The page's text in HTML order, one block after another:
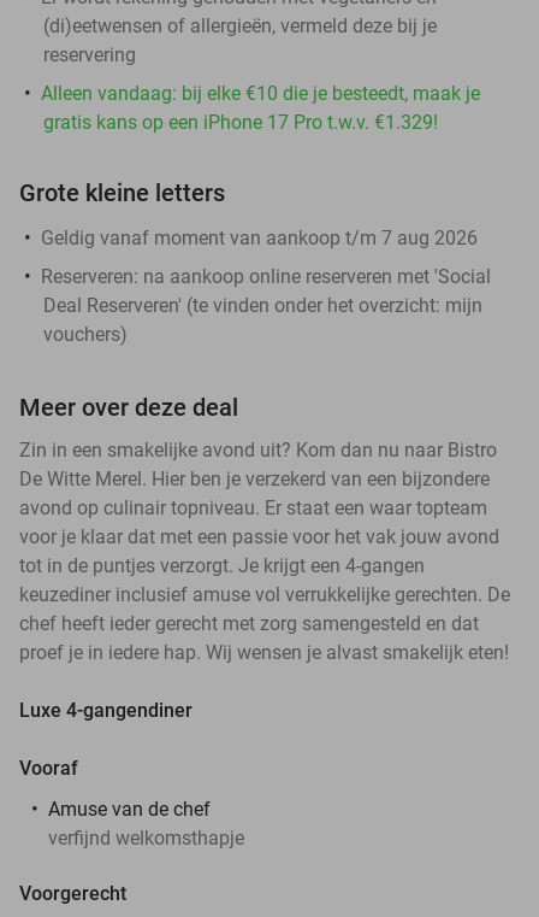
(di)eetwensen of allergieën, vermeld deze bij je
reservering
Alleen vandaag: bij elke €10 die je besteedt, maak je
gratis kans op een iPhone 17 Pro t.w.v. €1.329!
Grote kleine letters
Geldig vanaf moment van aankoop t/m 7 aug 2026
Reserveren: na aankoop online reserveren met 'Social
Deal Reserveren' (te vinden onder het overzicht: mijn
vouchers)
Meer over deze deal
Zin in een smakelijke avond uit? Kom dan nu naar Bistro
De Witte Merel. Hier ben je verzekerd van een bijzondere
avond op culinair topniveau. Er staat een waar topteam
voor je klaar dat met een passie voor het vak jouw avond
tot in de puntjes verzorgt. Je krijgt een 4-gangen
keuzediner inclusief amuse vol verrukkelijke gerechten. De
chef heeft ieder gerecht met zorg samengesteld en dat
proef je in iedere hap. Wij wensen je alvast smakelijk eten!
Luxe 4-gangendiner
Vooraf
Amuse van de chef
verfijnd welkomsthapje
Voorgerecht